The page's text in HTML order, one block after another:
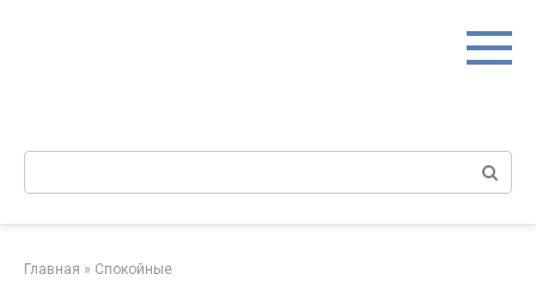
Поиск:
Главная » Спокойные